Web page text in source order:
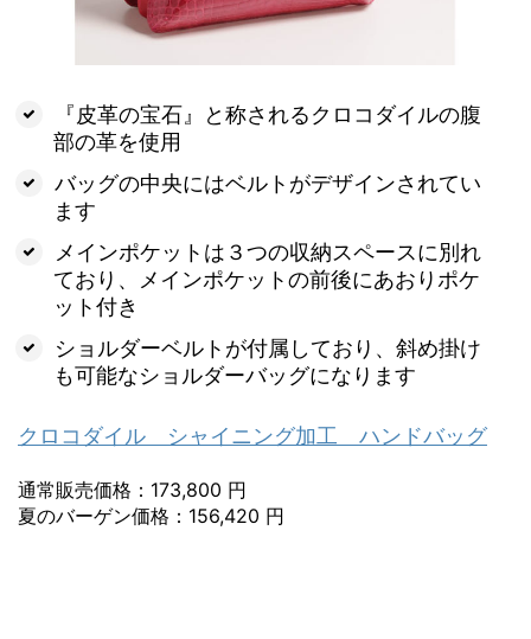
『皮革の宝石』と称されるクロコダイルの腹
部の革を使用
バッグの中央にはベルトがデザインされてい
ます
メインポケットは３つの収納スペースに別れ
ており、メインポケットの前後にあおりポケ
ット付き
ショルダーベルトが付属しており、斜め掛け
も可能なショルダーバッグになります
クロコダイル シャイニング加工 ハンドバッグ
通常販売価格：173,800 円
夏のバーゲン価格：156,420 円